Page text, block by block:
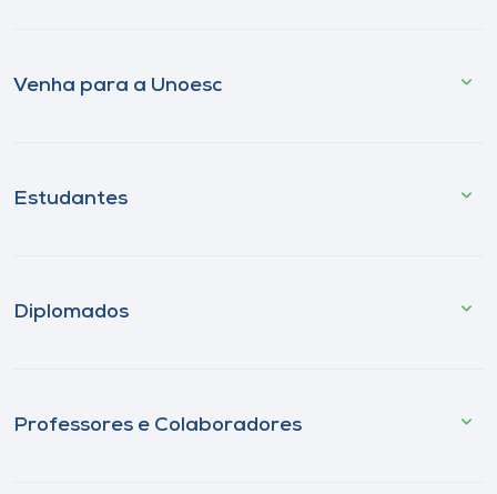
Venha para a Unoesc
Estudantes
Diplomados
Professores e Colaboradores